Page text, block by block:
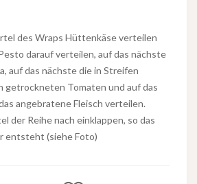
des Wraps Hüttenkäse verteilen
darauf verteilen, auf das nächste
auf das nächste die in Streifen
getrockneten Tomaten und auf das
angebratene Fleisch verteilen.
der Reihe nach einklappen, so das
entsteht (siehe Foto)